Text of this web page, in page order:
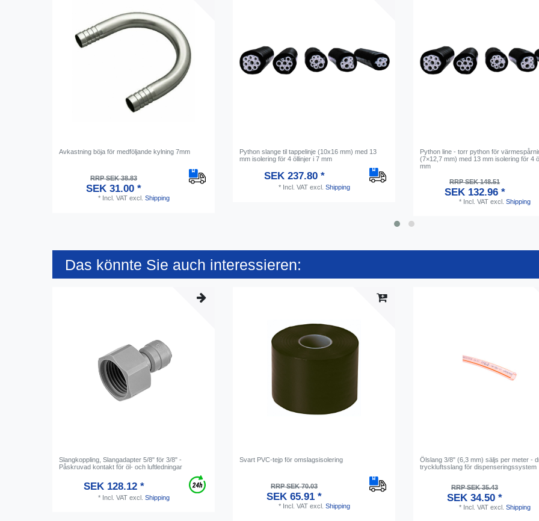
Avkastning böja för medföljande kylning 7mm
RRP SEK 38.83
SEK 31.00 *
* Incl. VATexcl. Shipping
Python slange til tappelinje (10x16 mm) med 13
mm isolering för 4 öllinjer i 7 mm
SEK 237.80 *
* Incl. VATexcl. Shipping
Python line - torr python för
(7×12,7 mm) med 13 mm isolering för 4
mm
RRP SEK 148.51
SEK 132.96 *
* Incl. VATexcl. Shipping
Das könnte Sie auch interessieren:
Slangkoppling, Slangadapter 5/8" för 3/8" -
Påskruvad kontakt för öl- och luftledningar
SEK 128.12 *
* Incl. VATexcl. Shipping
Svart PVC-tejp för omslagsisolering
RRP SEK 70.03
SEK 65.91 *
* Incl. VATexcl. Shipping
Ölslang 3/8" (6,3 mm) säljs per meter -
tryckluftsslang för dispenseringssystem
RRP SEK 35.43
SEK 34.50 *
* Incl. VATexcl. Shipping